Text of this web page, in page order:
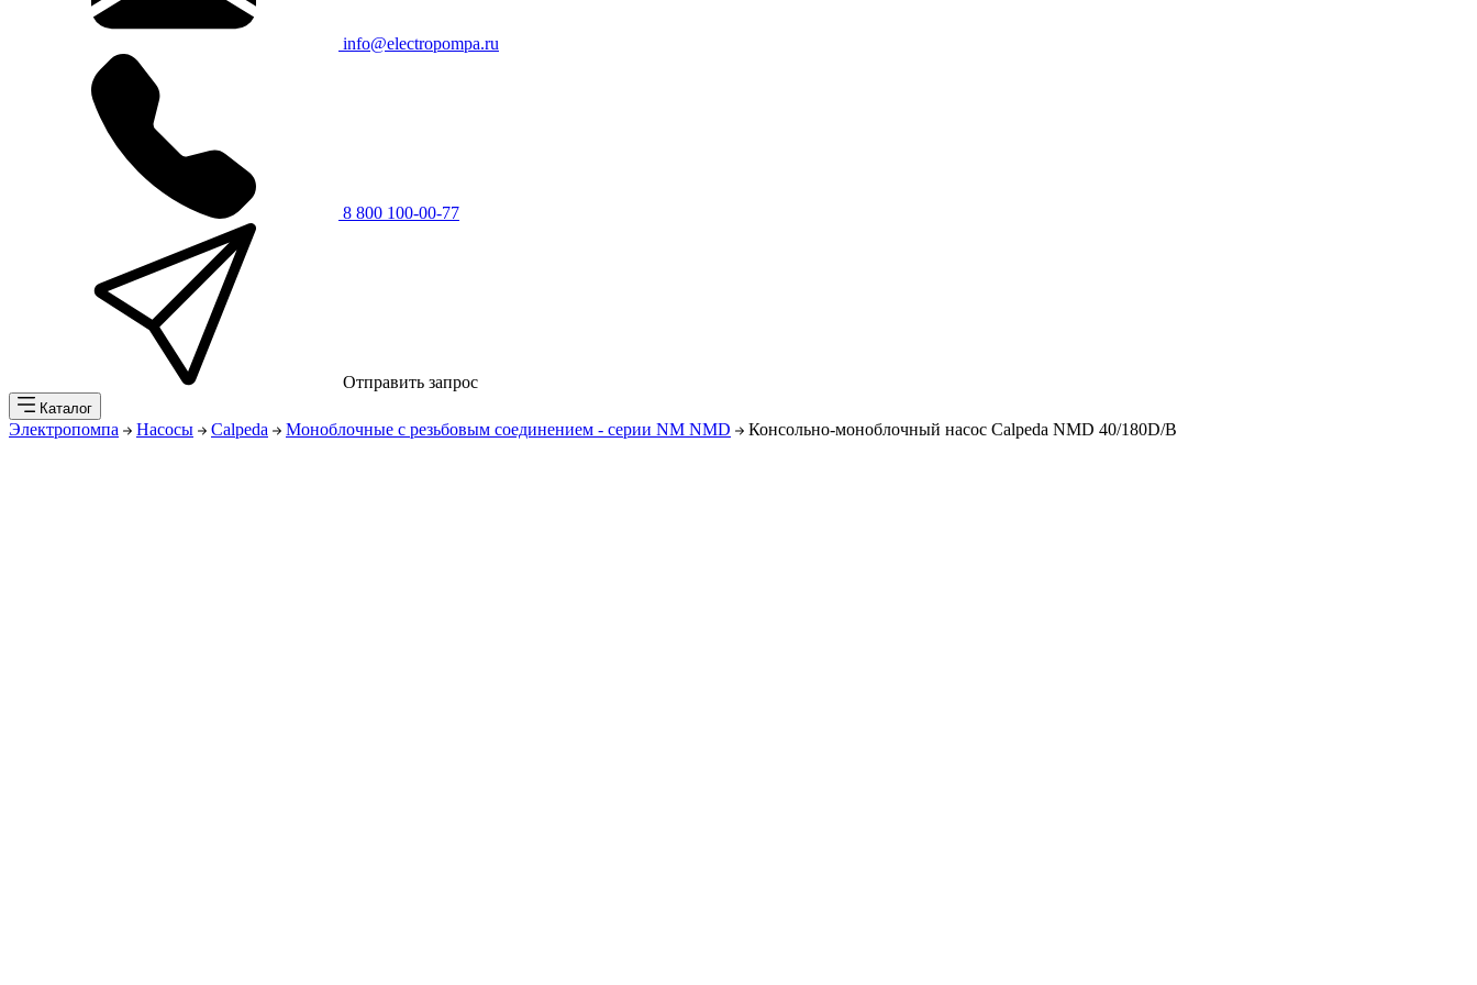
info@electropompa.ru
8 800 100-00-77
Отправить запрос
Каталог
Электропомпа Насосы Calpeda Моноблочные с резьбовым соединением - серии NM NMD Консольно-моноблочный насос Calpeda NMD 40/180D/B